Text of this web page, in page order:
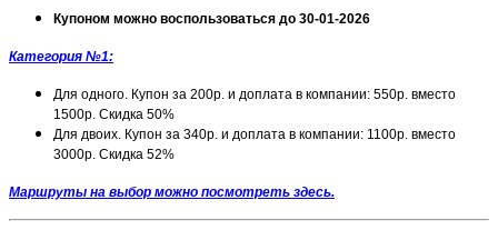
Купоном можно воспользоваться до 30-01-2026
Категория №1:
Для одного. Купон за 200р. и доплата в компании: 550р. вместо
1500р. Скидка 50%
Для двоих. Купон за 340р. и доплата в компании: 1100р. вместо
3000р. Скидка 52%
Маршруты на выбор можно посмотреть здесь.